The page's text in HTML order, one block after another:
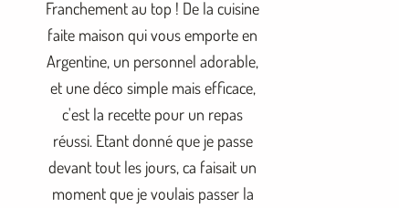
Franchement au top ! De la cuisine
faite maison qui vous emporte en
Argentine, un personnel adorable,
et une déco simple mais efficace,
c'est la recette pour un repas
réussi. Etant donné que je passe
devant tout les jours, ca faisait un
moment que je voulais passer la